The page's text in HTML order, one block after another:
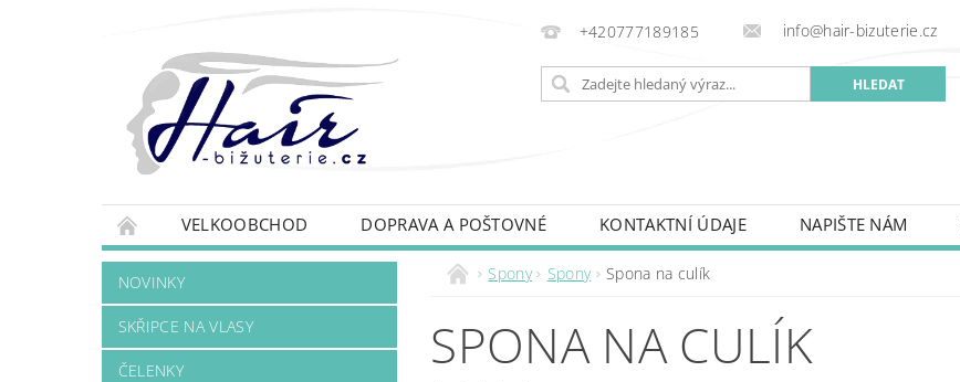
+420777189185 info@hair-bizuterie.cz
VELKOOBCHOD DOPRAVA A POŠTOVNÉ KONTAKTNÍ ÚDAJE NAPIŠTE NÁM
NOVINKY
SKŘIPCE NA VLASY
ČELENKY
Spony Spony Spona na culík
SPONA NA CULÍK